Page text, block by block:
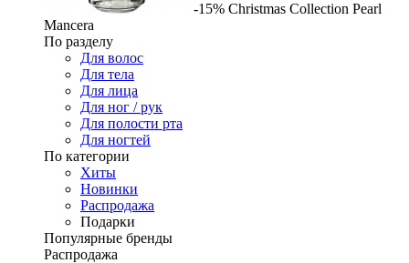
-15% Christmas Collection Pearl
Mancera
По разделу
Для волос
Для тела
Для лица
Для ног / рук
Для полости рта
Для ногтей
По категории
Хиты
Новинки
Распродажа
Подарки
Популярные бренды
Распродажа